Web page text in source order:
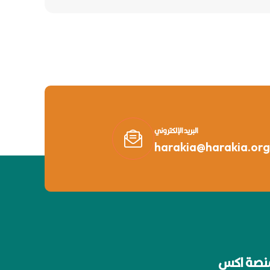
البريد الإلكتروني
اكس